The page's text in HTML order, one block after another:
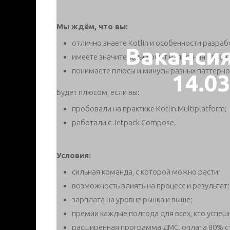
Мы ждём, что вы:
отлично знаете Kotlin и особенности
имеете значительный опыт написания
понимаете плюсы и минусы разных
Будет плюсом, если вы:
пробовали на практике Kotlin Multiplatform;
работали c Jetpack Compose.
Условия:
сильная команда, с которой можно расти;
возможность влиять на процесс и результат;
зарплата на уровне рынка и выше;
премии каждые полгода для всех, кто
расширенная программа ДМС, оплата 80%